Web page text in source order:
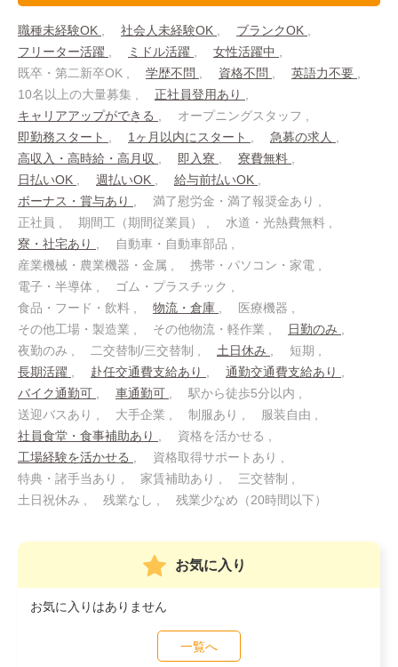
職種未経験OK 社会人未経験OK
ブランクOK
フリーター活躍
ミドル活躍
女性活躍中
既卒・第二新卒OK
学歴不問 資格不問
英語力不要
10名以上の大量募集
正社員登用あり
キャリアアップができる
オープニングスタッフ
即勤務スタート
1ヶ月以内にスタート
急募の求人
高収入・高時給・高月収
即入寮
寮費無料
日払いOK
週払いOK
給与前払いOK
ボーナス・賞与あり
満了慰労金・満了報奨金あり
正社員
期間工（期間従業員）
水道・光熱費無料
寮・社宅あり
自動車・自動車部品
産業機械・農業機器・金属
携帯・パソコン・家電
電子・半導体
ゴム・プラスチック
食品・フード・飲料
物流・倉庫
医療機器
その他工場・製造業
その他物流・軽作業
日勤のみ
夜勤のみ
二交替制/三交替制 土日休み
短期
長期活躍
赴任交通費支給あり
通勤交通費支給あり
バイク通勤可
車通勤可
駅から徒歩5分以内
送迎バスあり
大手企業 制服あり
服装自由
社員食堂・食事補助あり
資格を活かせる
工場経験を活かせる
資格取得サポートあり
特典・諸手当あり
家賃補助あり
三交替制
土日祝休み
残業なし 残業少なめ（20時間以下）
お気に入り
お気に入りはありません
一覧へ